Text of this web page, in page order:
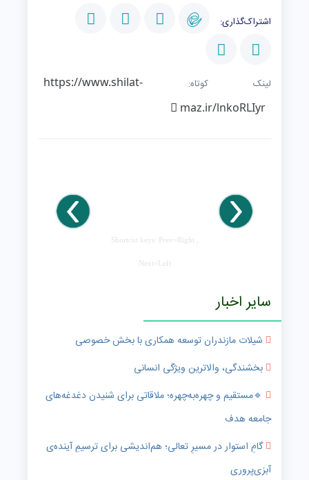
اشتراک‌گذاری:
لینک کوتاه:https://www.shilat-
maz.ir/lnkoRLIyr
Shortcut keys: Prev=Right ,
Next=Left
سایر اخبار
شیلات مازندران توسعه همکاری با بخش خصوصی
بخشندگی، والاترین ویژگی انسانی
🔹️مستقیم و چهره‌به‌چهره؛ ملاقاتی برای شنیدن دغدغه‌های
جامعه هدف
گامِ استوار در مسیرِ تعالی؛ هم‌اندیشی برای ترسیمِ آینده‌ی
آبزی‌پروری